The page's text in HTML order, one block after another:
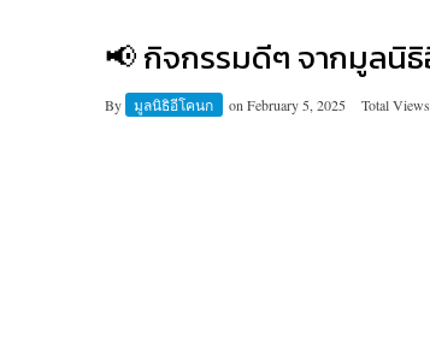
📢 กิจกรรมดีๆ จากมูลนิธิ
By มูลนิธิอีโคนก on February 5, 2025 Total